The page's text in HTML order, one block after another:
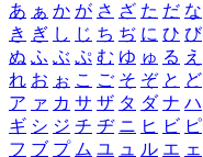
あ ぁ か が さ ざ た だ な
き ぎ し じ ち ぢ に ひ び
ぬ ふ ぶ ぷ む ゆ ゅ る え
れ お ぉ こ ご そ ぞ と ど
ア ァ カ サ ザ タ ダ ナ ハ
ギ シ ジ チ ヂ ニ ヒ ビ ピ
フ ブ プ ム ユ ュ ル エ ェ